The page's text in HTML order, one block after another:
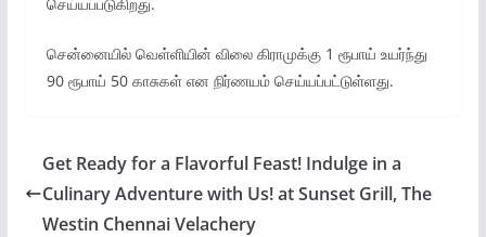
சென்னையில் வெள்ளியின் விலை கிராமுக்கு 1 ரூபாய் உயர்ந்து
90 ரூபாய் 50 காசுகள் என நிர்ணயம் செய்யப்பட்டுள்ளது.
Get Ready for a Flavorful Feast! Indulge in a
Culinary Adventure with Us! at Sunset Grill, The
Westin Chennai Velachery